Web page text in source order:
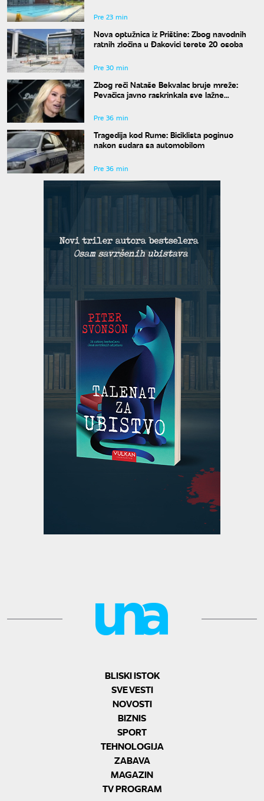
Pre 23 min
Nova optužnica iz Prištine: Zbog navodnih
ratnih zločina u Đakovici terete 20 osoba
Pre 30 min
Zbog reči Nataše Bekvalac bruje mreže:
Pevačica javno raskrinkala sve lažne
Pre 36 min
Tragedija kod Rume: Biciklista poginuo
nakon sudara sa automobilom
Pre 36 min
BLISKI ISTOK
SVE VESTI
NOVOSTI
BIZNIS
SPORT
TEHNOLOGIJA
ZABAVA
MAGAZIN
TV PROGRAM